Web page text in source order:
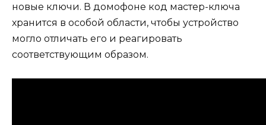
новые ключи. В домофоне код мастер-ключа
хранится в особой области, чтобы устройство
могло отличать его и реагировать
соответствующим образом.